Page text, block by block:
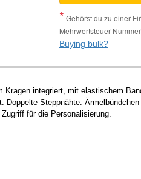
Gehörst du zu einer
Mehrwertsteuer-
Buying bulk?
integriert, mit elastischem
Steppnähte.
für die Personalisierung.